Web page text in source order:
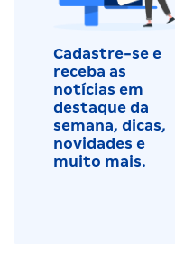
Cadastre-se e
receba as
notícias em
destaque da
semana, dicas,
novidades e
muito mais.